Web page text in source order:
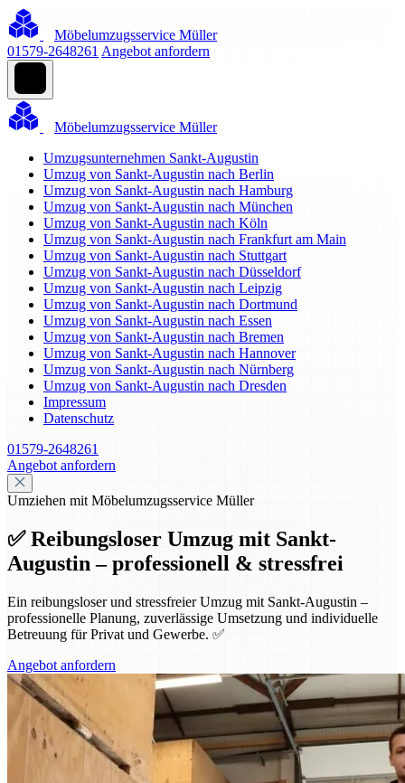
Möbelumzugsservice Müller
01579-2648261 Angebot anfordern
Möbelumzugsservice Müller
Umzugsunternehmen Sankt-Augustin
Umzug von Sankt-Augustin nach Berlin
Umzug von Sankt-Augustin nach Hamburg
Umzug von Sankt-Augustin nach München
Umzug von Sankt-Augustin nach Köln
Umzug von Sankt-Augustin nach Frankfurt am Main
Umzug von Sankt-Augustin nach Stuttgart
Umzug von Sankt-Augustin nach Düsseldorf
Umzug von Sankt-Augustin nach Leipzig
Umzug von Sankt-Augustin nach Dortmund
Umzug von Sankt-Augustin nach Essen
Umzug von Sankt-Augustin nach Bremen
Umzug von Sankt-Augustin nach Hannover
Umzug von Sankt-Augustin nach Nürnberg
Umzug von Sankt-Augustin nach Dresden
Impressum
Datenschutz
01579-2648261
Angebot anfordern
Umziehen mit Möbelumzugsservice Müller
✅ Reibungsloser Umzug mit Sankt-
Augustin – professionell & stressfrei
Ein reibungsloser und stressfreier Umzug mit Sankt-Augustin –
professionelle Planung, zuverlässige Umsetzung und individuelle
Betreuung für Privat und Gewerbe. ✅
Angebot anfordern